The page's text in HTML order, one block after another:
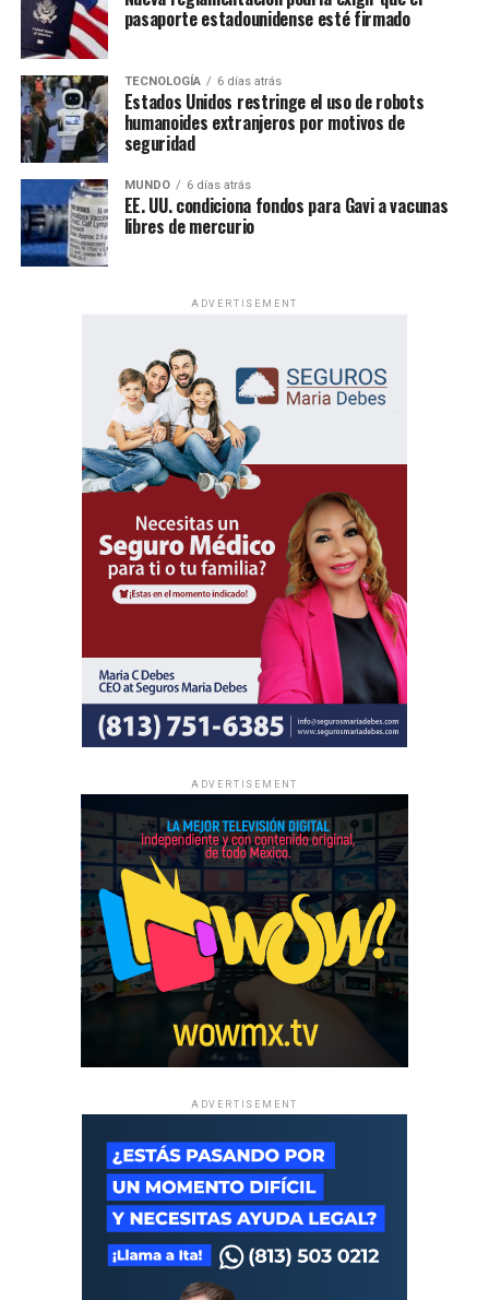
pasaporte estadounidense esté firmado
TECNOLOGÍA 6 días atrás
Estados Unidos restringe el uso de robots
humanoides extranjeros por motivos de
seguridad
MUNDO 6 días atrás
EE. UU. condiciona fondos para Gavi a vacunas
libres de mercurio
ADVERTISEMENT
ADVERTISEMENT
ADVERTISEMENT